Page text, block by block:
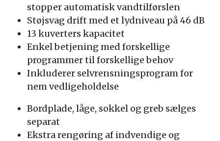
stopper automatisk vandtilførslen
Støjsvag drift med et lydniveau på 46 dB
13 kuverters kapacitet
Enkel betjening med forskellige
programmer til forskellige behov
Inkluderer selvrensningsprogram for
nem vedligeholdelse
Bordplade, låge, sokkel og greb sælges
separat
Ekstra rengøring af indvendige og